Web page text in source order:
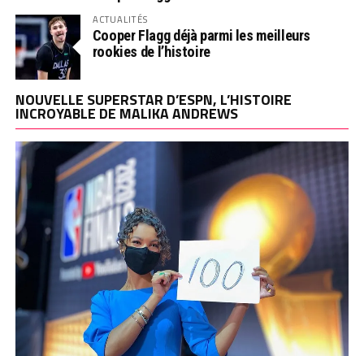
ACTUALITÉS
Cooper Flagg déjà parmi les meilleurs
rookies de l’histoire
NOUVELLE SUPERSTAR D’ESPN, L’HISTOIRE
INCROYABLE DE MALIKA ANDREWS